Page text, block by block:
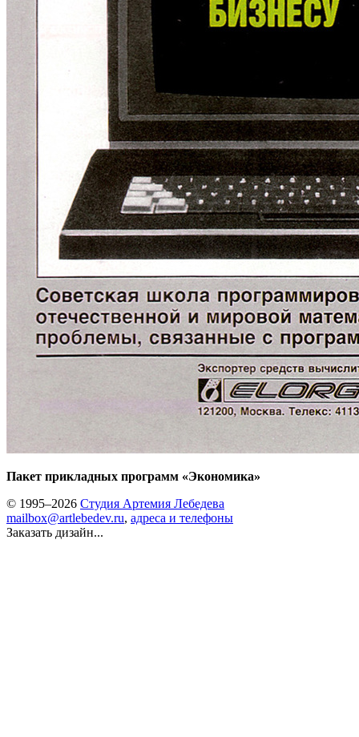
Пакет прикладных программ «Экономика»
© 1995–2026 Студия Артемия Лебедева
mailbox@artlebedev.ru, адреса и телефоны
Заказать дизайн...